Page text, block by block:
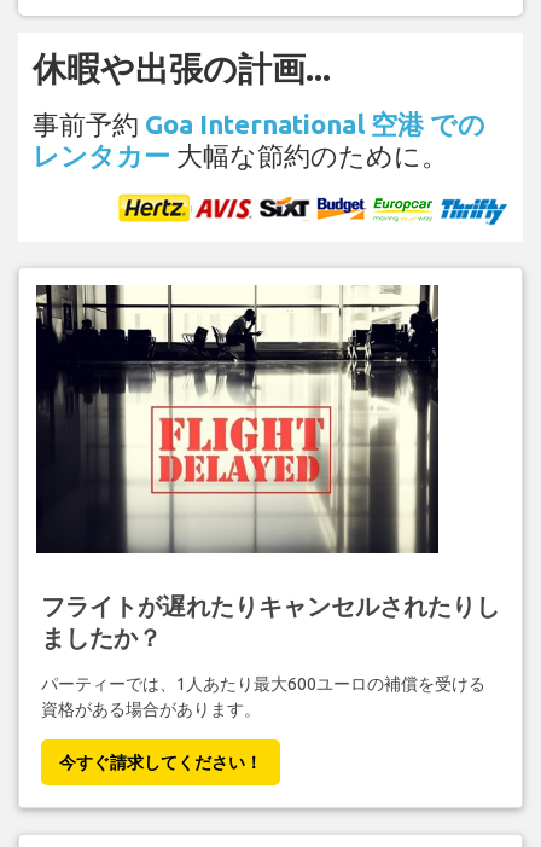
休暇や出張の計画...
事前予約 Goa International 空港 での
レンタカー 大幅な節約のために。
フライトが遅れたりキャンセルされたりし
ましたか？
パーティーでは、1人あたり最大600ユーロの補償を受ける
資格がある場合があります。
今すぐ請求してください！